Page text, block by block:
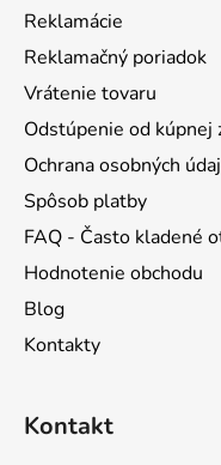
Reklamácie
Reklamačný poriadok
Vrátenie tovaru
Odstúpenie od kúpnej
Ochrana osobných
Spôsob platby
FAQ - Často kladené
Hodnotenie obchodu
Blog
Kontakty
Kontakt